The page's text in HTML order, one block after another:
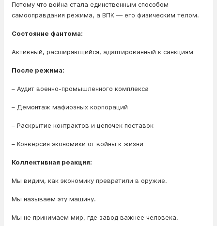
Потому что война стала единственным способом
самооправдания режима, а ВПК — его физическим телом.
Состояние фантома:
Активный, расширяющийся, адаптированный к санкциям
После режима:
– Аудит военно-промышленного комплекса
– Демонтаж мафиозных корпораций
– Раскрытие контрактов и цепочек поставок
– Конверсия экономики от войны к жизни
Коллективная реакция:
Мы видим, как экономику превратили в оружие.
Мы называем эту машину.
Мы не принимаем мир, где завод важнее человека.